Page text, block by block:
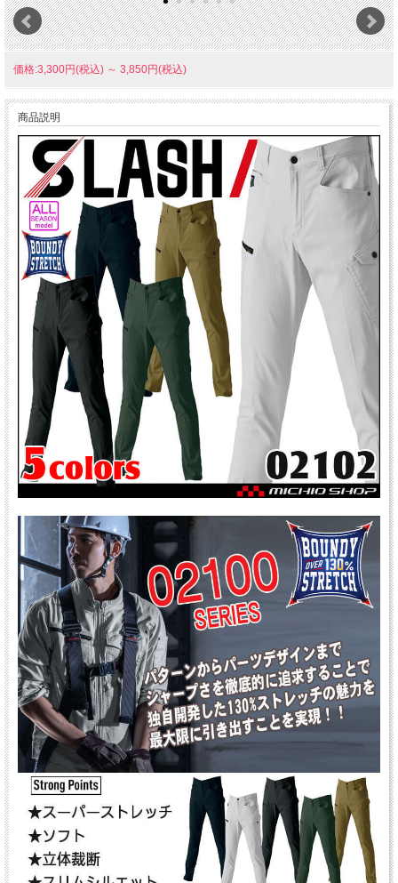
価格:3,300円(税込) ～ 3,850円(税込)
商品説明